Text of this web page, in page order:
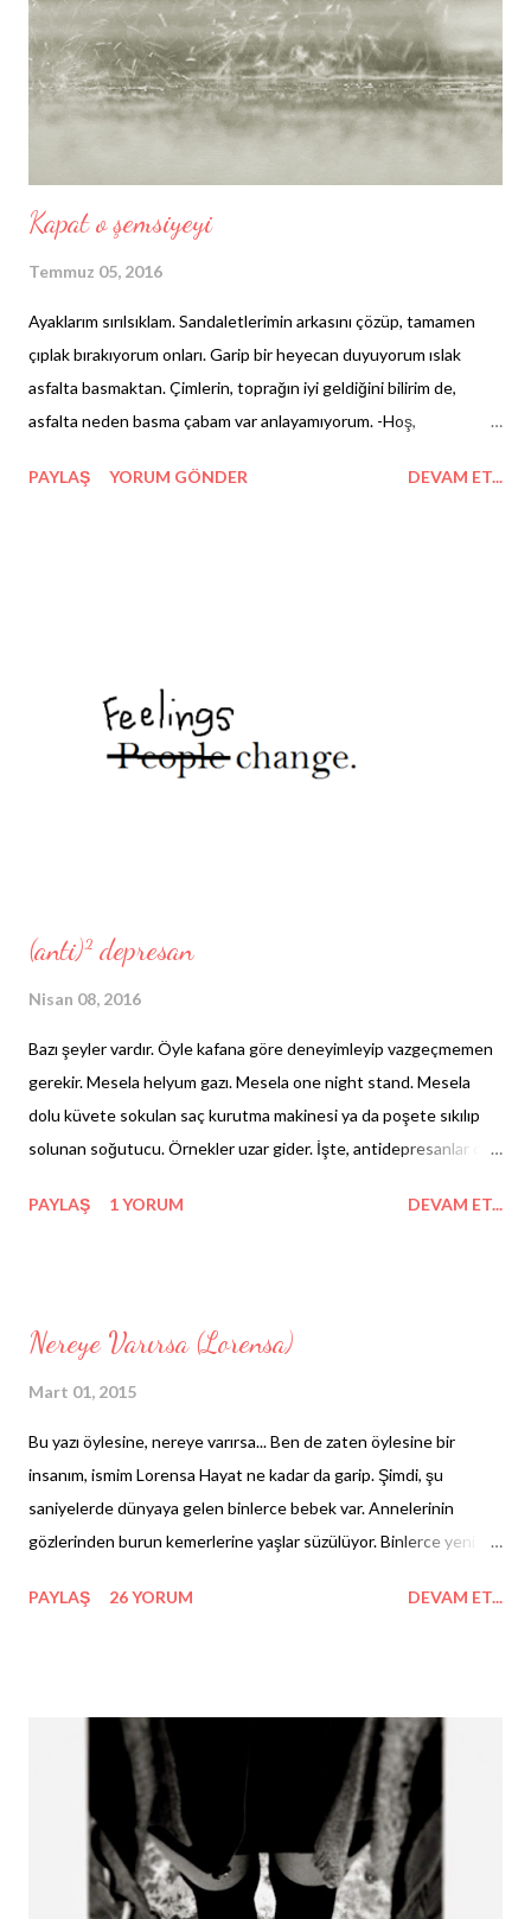
Kapat o şemsiyeyi
Temmuz 05, 2016
Ayaklarım sırılsıklam. Sandaletlerimin arkasını çözüp, tamamen
çıplak bırakıyorum onları. Garip bir heyecan duyuyorum ıslak
asfalta basmaktan. Çimlerin, toprağın iyi geldiğini bilirim de,
asfalta neden basma çabam var anlayamıyorum. -Hoş,
biraz daha sert. Niyetim, yağmur suyunu bacaklarıma da
yüzümü siyaha boyayıp, çirkinleştirdiğinden değil; gözlerimi
açamadığımdan... Öyle yanıyor ki! O yüzden etrafımdakileri bana
siz anlatın. Zira, ben kendi kendine, şehrin merkezinde yağmurla
eğlenen bir kadınım. Ancak, dışarıdan pek de normal
PAYLAŞ YORUM GÖNDER DEVAM ET...
(anti)² depresan
Nisan 08, 2016
Bazı şeyler vardır. Öyle kafana göre deneyimleyip vazgeçmemen
gerekir. Mesela helyum gazı. Mesela one night stand. Mesela
dolu küvete sokulan saç kurutma makinesi ya da poşete sıkılıp
solunan soğutucu. Örnekler uzar gider. İşte, antidepresanlar da
deyip terk edemezsin. Şimdi daha sade ilerlemek için
katacak ki, ufacık, fıdıl haliyle beni nasıl mutlu edecek ki...
mi bu? Vücudun da benliğin de başlangıçta direniyor Cemil'e. Bazı
bazı Cemil'ler dişlerini sıkmana, çenenin ağrımasına, gece kabus
görmene neden olabiliyor. -Yazının tümünde ortalama ve
başlangıç dozundaki bir Cemil söz...
PAYLAŞ 1 YORUM DEVAM ET...
Nereye Varırsa (Lorensa)
Mart 01, 2015
Bu yazı öylesine, nereye varırsa... Ben de zaten öylesine bir
insanım, ismim Lorensa Hayat ne kadar da garip. Şimdi, şu
saniyelerde dünyaya gelen binlerce bebek var. Annelerinin
gözlerinden burun kemerlerine yaşlar süzülüyor. Binlerce yeni
yandan yine aynı saniyeler ölüme ev sahipliği yapıyor. Binlerce
Canım acıyacak mı; yanacak mıyım yoksa boğulacak mı? Ama
bundan da ötesi, ardımda bırakacaklarım. Düşüncesi bile üzücü,
ürkütücü. İyisi mi düşünmeyeyim. Zaten konum da aslında ölüm
değil. Sadece kelimeler beni nereye götürüyorsa oraya
sürükleniyorum. Aklımda yine ölüm- yine mi ölüm-! Kim bana
söyleyebilir ne zaman öleceğimi? Ya da kim aynaya bakıp "bunlar
PAYLAŞ 26 YORUM DEVAM ET...